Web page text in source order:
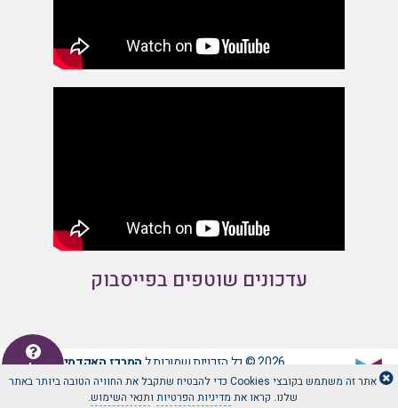
אתר זה משתמש בקובצי Cookies כדי להבטיח שתקבל את החוויה הטובה ביותר באתר
שלנו. קראו את מדיניות הפרטיות ותנאי השימוש.
יש לכם
שאלה
עדכונים שוטפים בפייסבוק
2026 © כל הזכויות שמורות ל המרכז האקדמי לב -
www.TWB.co.il